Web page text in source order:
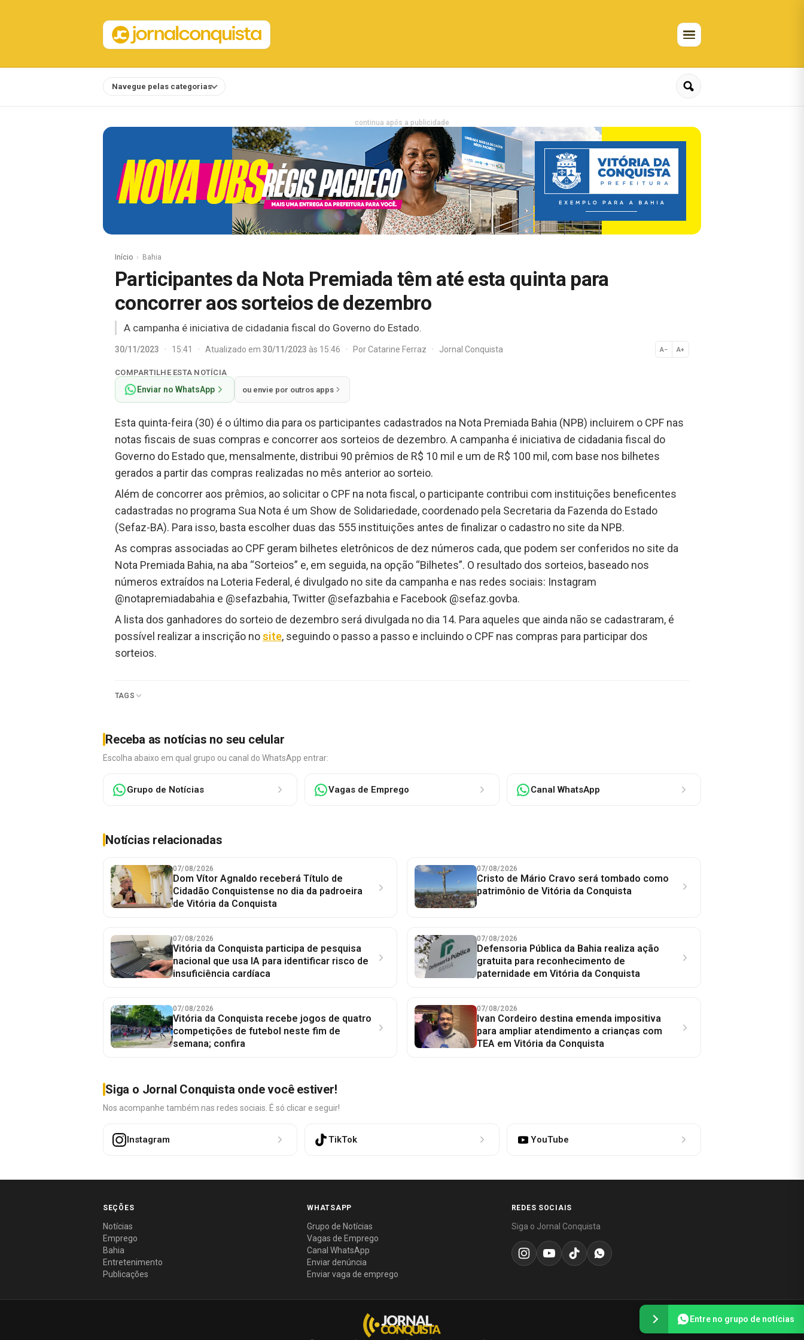
Navegue pelas categorias
continua após a publicidade
Início Bahia
Participantes da Nota Premiada têm até esta quinta para
concorrer aos sorteios de dezembro
A campanha é iniciativa de cidadania fiscal do Governo do Estado.
30/11/2023 · 15:41 · Atualizado em 30/11/2023 às 15:46 · PorCatarine Ferraz · Jornal Conquista A− A+
Normal
COMPARTILHE ESTA NOTÍCIA
Enviar no WhatsApp ou envie por outros apps
Esta quinta-feira (30) é o último dia para os participantes cadastrados na Nota Premiada Bahia (NPB) incluirem o CPF nas
notas fiscais de suas compras e concorrer aos sorteios de dezembro. A campanha é iniciativa de cidadania fiscal do
Governo do Estado que, mensalmente, distribui 90 prêmios de R$ 10 mil e um de R$ 100 mil, com base nos bilhetes
gerados a partir das compras realizadas no mês anterior ao sorteio.
Além de concorrer aos prêmios, ao solicitar o CPF na nota fiscal, o participante contribui com instituições beneficentes
cadastradas no programa Sua Nota é um Show de Solidariedade, coordenado pela Secretaria da Fazenda do Estado
(Sefaz-BA). Para isso, basta escolher duas das 555 instituições antes de finalizar o cadastro no site da NPB.
As compras associadas ao CPF geram bilhetes eletrônicos de dez números cada, que podem ser conferidos no site da
Nota Premiada Bahia, na aba “Sorteios” e, em seguida, na opção “Bilhetes”. O resultado dos sorteios, baseado nos
números extraídos na Loteria Federal, é divulgado no site da campanha e nas redes sociais: Instagram
@notapremiadabahia e @sefazbahia, Twitter @sefazbahia e Facebook @sefaz.govba.
A lista dos ganhadores do sorteio de dezembro será divulgada no dia 14. Para aqueles que ainda não se cadastraram, é
possível realizar a inscrição nosite, seguindo o passo a passo e incluindo o CPF nas compras para participar dos
sorteios.
TAGS
Receba as notícias no seu celular
Escolha abaixo em qual grupo ou canal do WhatsApp entrar:
Grupo de Notícias Vagas de Emprego Canal WhatsApp
Notícias relacionadas
07/08/2026
Dom Vítor Agnaldo receberá Título de
Cidadão Conquistense no dia da padroeira
de Vitória da Conquista
07/08/2026
Cristo de Mário Cravo será tombado como
patrimônio de Vitória da Conquista
07/08/2026
Vitória da Conquista participa de pesquisa
nacional que usa IA para identificar risco de
insuficiência cardíaca
07/08/2026
Defensoria Pública da Bahia realiza ação
gratuita para reconhecimento de
paternidade em Vitória da Conquista
07/08/2026
Vitória da Conquista recebe jogos de quatro
competições de futebol neste fim de
semana; confira
07/08/2026
Ivan Cordeiro destina emenda impositiva
para ampliar atendimento a crianças com
TEA em Vitória da Conquista
Siga o Jornal Conquista onde você estiver!
Nos acompanhe também nas redes sociais. É só clicar e seguir!
Instagram TikTok YouTube
SEÇÕES
Notícias
Emprego
Bahia
Entretenimento
Publicações
WHATSAPP
Grupo de Notícias
Vagas de Emprego
Canal WhatsApp
Enviar denúncia
Enviar vaga de emprego
REDES SOCIAIS
Siga o Jornal Conquista
Entre no grupo de notícias